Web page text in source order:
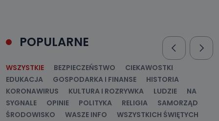
POPULARNE
WSZYSTKIE BEZPIECZEŃSTWO
CIEKAWOSTKI
EDUKACJA
GOSPODARKA I FINANSE
HISTORIA
KORONAWIRUS
KULTURA I ROZRYWKA LUDZIE
NA
SYGNALE
OPINIE POLITYKA RELIGIA
SAMORZĄD
ŚRODOWISKO
WASZE INFO
WSZYSTKICH ŚWIĘTYCH